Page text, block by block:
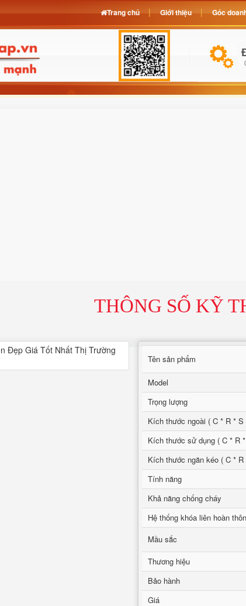
THÔNG SỐ KỸ
Tên sản phẩm
Model
Trọng lượng
Kích thước ngoài ( C * R * S
Kích thước sử dụng ( C * R
Kích thước ngăn kéo ( C *
Tính năng
Khả năng chống cháy
Hệ thống khóa liên hoàn
Mầu sắc
Thương hiệu
Bảo hành
Giá
Trang chủ Giới thiệu Góc